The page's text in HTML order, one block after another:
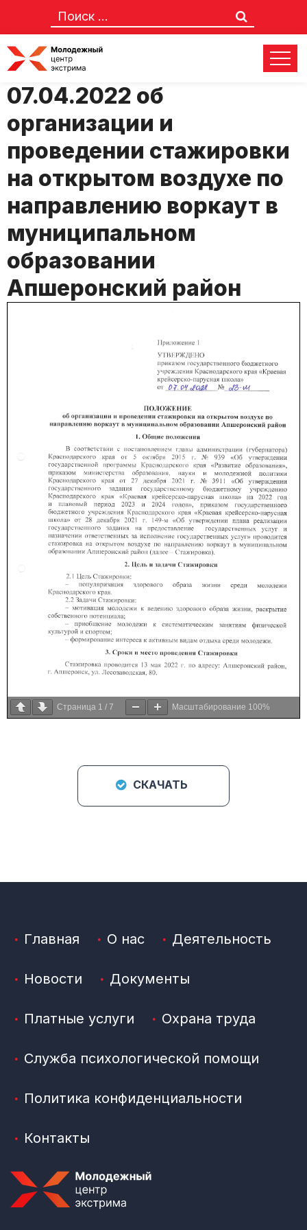
Положение № 23-м от
07.04.2022 об
организации и
проведении стажировки
на открытом воздухе по
направлению воркаут в
муниципальном
образовании
Апшеронский район
Страница 1 / 7 Масштабирование 100%
СКАЧАТЬ
Главная О нас Деятельность
Новости Документы
Платные услуги Охрана труда
Служба психологической помощи
Политика конфиденциальности
Контакты